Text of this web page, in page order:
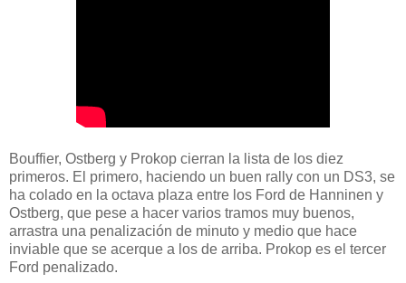
Bouffier, Ostberg y Prokop cierran la lista de los diez
primeros. El primero, haciendo un buen rally con un DS3, se
ha colado en la octava plaza entre los Ford de Hanninen y
Ostberg, que pese a hacer varios tramos muy buenos,
arrastra una penalización de minuto y medio que hace
inviable que se acerque a los de arriba. Prokop es el tercer
Ford penalizado.